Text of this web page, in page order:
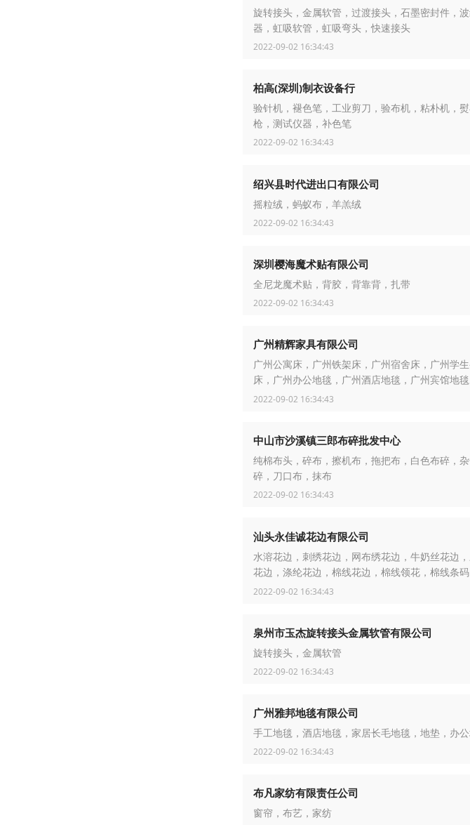
旋转接头，金属软管，过渡接头，石墨密封件，
器，虹吸软管，虹吸弯头，快速接头
2022-09-02 16:34:43
柏高(深圳)制衣设备行
验针机，褪色笔，工业剪刀，验布机，粘朴机，
枪，测试仪器，补色笔
2022-09-02 16:34:43
绍兴县时代进出口有限公司
摇粒绒，蚂蚁布，羊羔绒
2022-09-02 16:34:43
深圳樱海魔术贴有限公司
全尼龙魔术贴，背胶，背靠背，扎带
2022-09-02 16:34:43
广州精辉家具有限公司
广州公寓床，广州铁架床，广州宿舍床，广州学
床，广州办公地毯，广州酒店地毯，广州宾馆地
羊毛地毯，广州手工地毯，广州双层床，广州学
2022-09-02 16:34:43
中山市沙溪镇三郎布碎批发中心
纯棉布头，碎布，擦机布，拖把布，白色布碎，
碎，刀口布，抹布
2022-09-02 16:34:43
汕头永佳诚花边有限公司
水溶花边，刺绣花边，网布绣花边，牛奶丝花边
花边，涤纶花边，棉线花边，棉线领花，棉线条
满幅，牛奶丝条码
2022-09-02 16:34:43
泉州市玉杰旋转接头金属软管有限公司
旋转接头，金属软管
2022-09-02 16:34:43
广州雅邦地毯有限公司
手工地毯，酒店地毯，家居长毛地毯，地垫，办
2022-09-02 16:34:43
布凡家纺有限责任公司
窗帘，布艺，家纺